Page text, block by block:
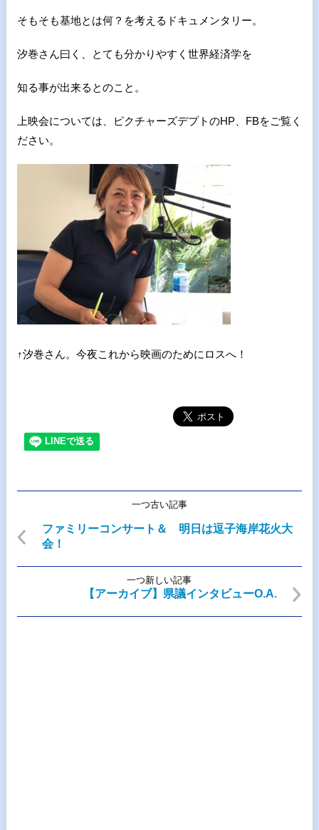
そもそも基地とは何？を考えるドキュメンタリー。
汐巻さん曰く、とても分かりやすく世界経済学を
知る事が出来るとのこと。
上映会については、ピクチャーズデプトのHP、FBをご覧く
ださい。
↑汐巻さん。今夜これから映画のためにロスへ！
一つ古い記事
ファミリーコンサート＆ 明日は逗子海岸花火大
会！
一つ新しい記事
【アーカイブ】県議インタビューO.A.